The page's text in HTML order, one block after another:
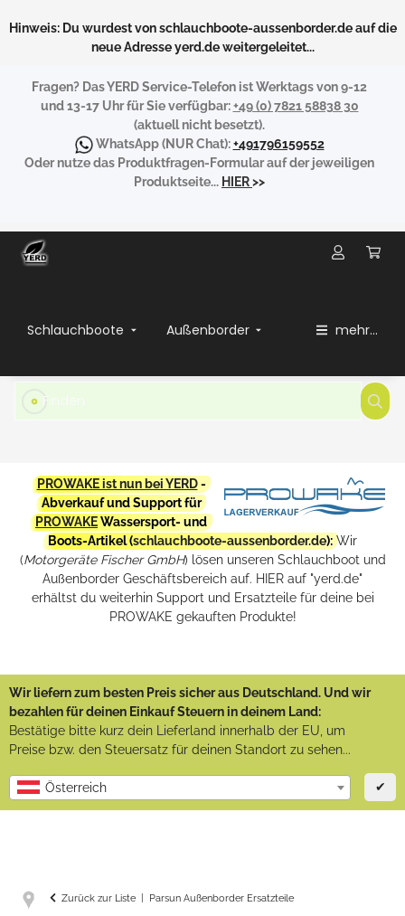
Hinweis: Du wurdest von schlauchboote-aussenborder.de auf die
neue Adresse yerd.de weitergeleitet...
Fragen? Das YERD Service-Telefon ist Werktags von 9-12
und 13-17 Uhr für Sie verfügbar:+49 (0) 7821 58838 30
(aktuell nicht besetzt).
WhatsApp(NUR Chat):+491796159552
Oder nutze das Produktfragen-Formular auf der jeweiligen
Produktseite... HIER>>
Schlauchboote Außenborder mehr...
PROWAKE ist nun bei YERD-
Abverkauf und Support für
PROWAKEWassersport- und
Boots-Artikel (schlauchboote-aussenborder.de): Wir
(Motorgeräte Fischer GmbH) lösen unseren Schlauchboot und
Außenborder Geschäftsbereich auf. HIER auf "yerd.de"
erhältst du weiterhin Support und Ersatzteile für deine bei
PROWAKE gekauften Produkte!
Wir liefern zum besten Preis sicher aus Deutschland. Und wir
bezahlen für deinen Einkauf Steuern in deinem Land:
Bestätige bitte kurz dein Lieferland innerhalb der EU, um
Preise bzw. den Steuersatz für deinen Standort zu sehen...
Österreich ✔
Zurück zur Liste Parsun Außenborder Ersatzteile